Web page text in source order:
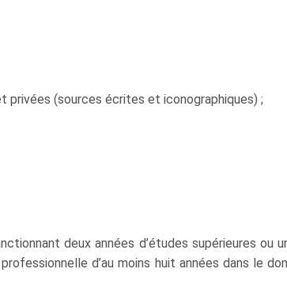
(sources écrites et iconographiques) ;
deux années d’études supérieures ou
d’au moins huit années dans le